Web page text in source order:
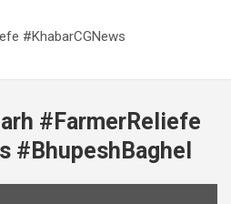
#KhabarCGNews
#FarmerReliefe
#BhupeshBaghel